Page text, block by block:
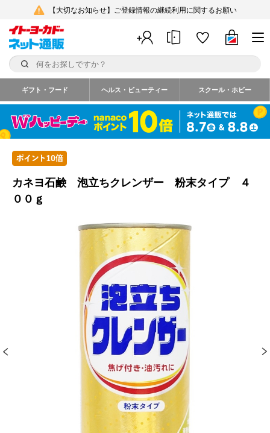
【大切なお知らせ】ご登録情報の継続利用に関するお願い
ギフト・フード ヘルス・ビューティー スクール・ホビー
カネヨ石鹸 泡立ちクレンザー 粉末タイプ ４
００ｇ